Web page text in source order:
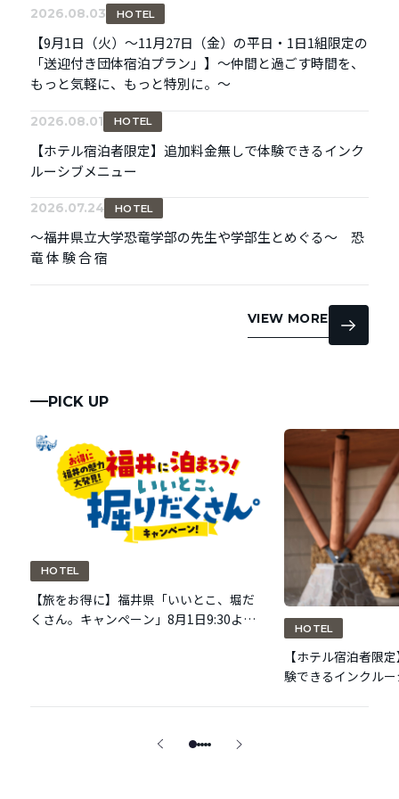
2026.08.03 HOTEL
【9月1日（火）～11月27日（金）の平日・1日1組限定の
「送迎付き団体宿泊プラン」】～仲間と過ごす時間を、
もっと気軽に、もっと特別に。～
2026.08.01 HOTEL
【ホテル宿泊者限定】追加料金無しで体験できるインク
ルーシブメニュー
2026.07.24 HOTEL
～福井県立大学恐竜学部の先生や学部生とめぐる～ 恐
竜 体 験 合 宿
VIEW MORE
PICK UP
HOTEL
【旅をお得に】福井県「いいとこ、堀だ
くさん。キャンペーン」8月1日9:30より
HOTEL
【ホテル宿泊者限
験できるインクル